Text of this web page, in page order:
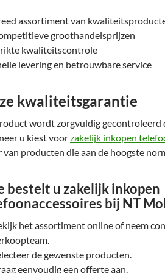
assortiment van
groothandelsprijzen
kwaliteitscontrole
levering en betrouwbare service
kwaliteitsgarantie
wordt zorgvuldig gecontroleerd
u kiest voorzakelijk inkopen
van producten die aan de hoogste
bestelt u zakelijk inkopen
bij NT
het assortiment online of neem
de gewenste producten.
eenvoudig een offerte aan.